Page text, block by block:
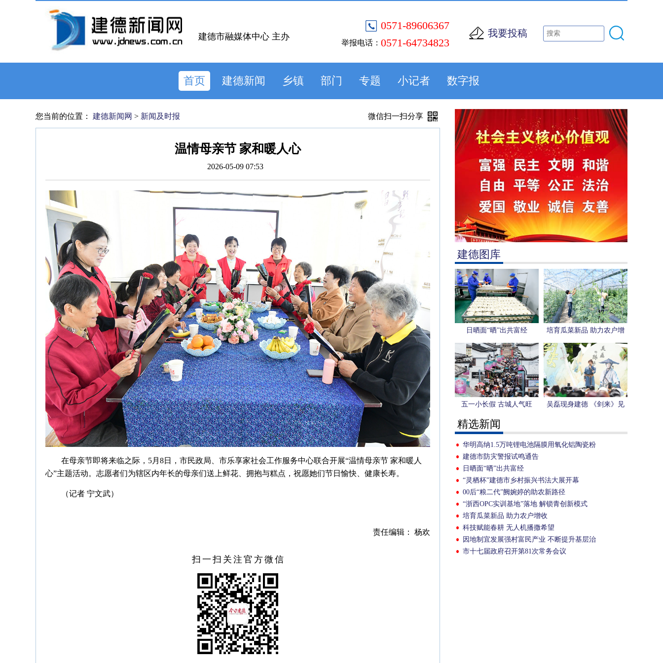
0571-89606367
举报电话： 0571-64734823
我要投稿
建德市融媒体中心 主办
首页 建德新闻 乡镇 部门 专题 小记者 数字报
建德图库
日晒面“晒”出共富经
培育瓜菜新品 助力农户增
收
五一小长假 古城人气旺
吴磊现身建德 《剑来》见
精选新闻
华明高纳1.5万吨锂电池隔膜用氧化铝陶瓷粉
项目结顶
建德市防灾警报试鸣通告
日晒面“晒”出共富经
“灵栖杯”建德市乡村振兴书法大展开幕
00后“粮二代”阙婉婷的助农新路径
“浙西OPC实训基地”落地 解锁青创新模式
培育瓜菜新品 助力农户增收
科技赋能春耕 无人机播撒希望
因地制宜发展强村富民产业 不断提升基层治
理现代化水平
市十七届政府召开第81次常务会议
您当前的位置： 建德新闻网 > 新闻及时报 微信扫一扫分享
温情母亲节 家和暖人心
2026-05-09 07:53
在母亲节即将来临之际，5月8日，市民政局、市乐享家社会工作服务中心联合开展“温情母亲节 家和暖人
心”主题活动。志愿者们为辖区内年长的母亲们送上鲜花、拥抱与糕点，祝愿她们节日愉快、健康长寿。
（记者 宁文武）
责任编辑： 杨欢
扫一扫关注官方微信